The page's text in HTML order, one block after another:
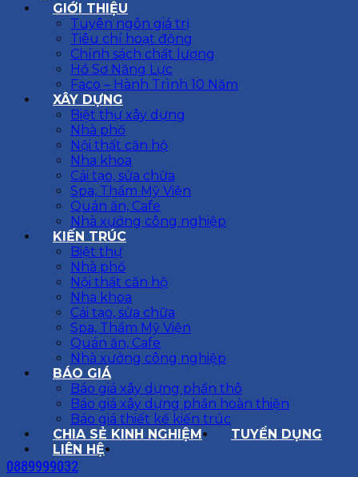
GIỚI THIỆU
Tuyên ngôn giá trị
Tiêu chí hoạt động
Chính sách chất lượng
Hồ Sơ Năng Lực
Faco – Hành Trình 10 Năm
XÂY DỰNG
Biệt thự xây dựng
Nhà phố
Nội thất căn hộ
Nha khoa
Cải tạo, sửa chữa
Spa, Thẩm Mỹ Viện
Quán ăn, Cafe
Nhà xưởng công nghiệp
KIẾN TRÚC
Biệt thự
Nhà phố
Nội thất căn hộ
Nha khoa
Cải tạo, sửa chữa
Spa, Thẩm Mỹ Viện
Quán ăn, Cafe
Nhà xưởng công nghiệp
BÁO GIÁ
Báo giá xây dựng phần thô
Báo giá xây dựng phần hoàn thiện
Báo giá thiết kế kiến trúc
CHIA SẺ KINH NGHIỆM
TUYỂN DỤNG
LIÊN HỆ
0889999032